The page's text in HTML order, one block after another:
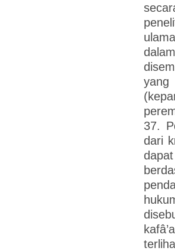
37.
dari